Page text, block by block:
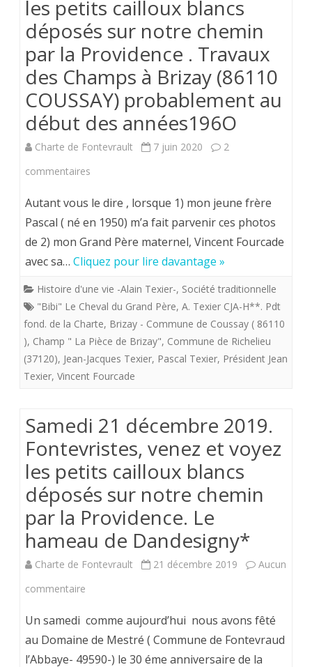
maternel
Vincent
Fourcade;
Maréchal
Ferrand.
les petits cailloux blancs
déposés sur notre chemin
par la Providence . Travaux
des Champs à Brizay (86110
COUSSAY) probablement au
début des années196O
Charte de Fontevrault 7 juin 2020
2
commentaires
7
juin
2020
.
venez
et
petits
cailloux
blancs
déposés
sur
notre
la
Providence
Autant vous le dire , lorsque 1) mon jeune frère
Pascal ( né en 1950) m’a fait parvenir ces photos
de 2) mon Grand Père maternel, Vincent Fourcade
avec sa… Cliquez pour lire davantage »
Histoire d'une vie -Alain Texier-, Société traditionnelle
"Bibi" Le Cheval du Grand Père, A. Texier CJA-H**. Pdt
fond. de la Charte, Brizay - Commune de Coussay ( 86110
), Champ " La Pièce de Brizay", Commune de Richelieu
(37120), Jean-Jacques Texier, Pascal Texier, Président Jean
Texier, Vincent Fourcade
Samedi 21 décembre 2019.
Fontevristes, venez et voyez
les petits cailloux blancs
déposés sur notre chemin
par la Providence. Le
hameau de Dandesigny*
Charte de Fontevrault 21 décembre 2019
Aucun
commentaire
21
décembre
Un samedi comme aujourd’hui nous avons fêté
au Domaine de Mestré ( Commune de Fontevraud
l’Abbaye- 49590-) le 30 éme anniversaire de la